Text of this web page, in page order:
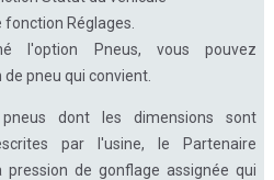
Réglages.
l'option Pneus, vous pouvez
pneu qui convient.
dont les dimensions sont
par l'usine, le Partenaire
de gonflage assignée qui